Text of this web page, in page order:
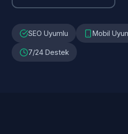
SEO Uyumlu Mobil
7/24 Destek